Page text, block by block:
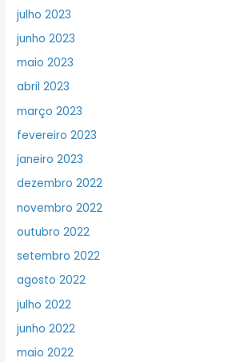
julho 2023
junho 2023
maio 2023
abril 2023
março 2023
fevereiro 2023
janeiro 2023
dezembro 2022
novembro 2022
outubro 2022
setembro 2022
agosto 2022
julho 2022
junho 2022
maio 2022